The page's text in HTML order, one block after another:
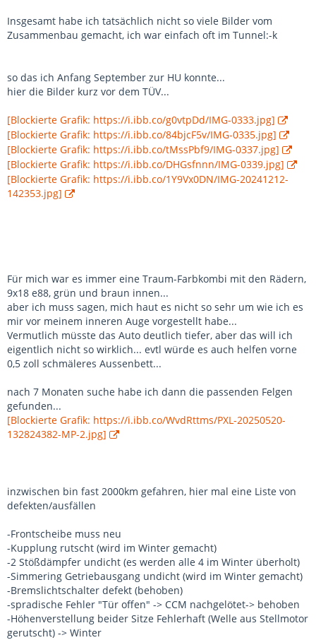
Insgesamt habe ich tatsächlich nicht so viele Bilder vom
Zusammenbau gemacht, ich war einfach oft im Tunnel:-k
so das ich Anfang September zur HU konnte...
hier die Bilder kurz vor dem TÜV...
[Blockierte Grafik: https://i.ibb.co/g0vtpDd/IMG-0333.jpg]
[Blockierte Grafik: https://i.ibb.co/84bjcF5v/IMG-0335.jpg]
[Blockierte Grafik: https://i.ibb.co/tMssPbf9/IMG-0337.jpg]
[Blockierte Grafik: https://i.ibb.co/DHGsfnnn/IMG-0339.jpg]
[Blockierte Grafik: https://i.ibb.co/1Y9Vx0DN/IMG-20241212-
142353.jpg]
Für mich war es immer eine Traum-Farbkombi mit den Rädern,
9x18 e88, grün und braun innen...
aber ich muss sagen, mich haut es nicht so sehr um wie ich es
mir vor meinem inneren Auge vorgestellt habe...
Vermutlich müsste das Auto deutlich tiefer, aber das will ich
eigentlich nicht so wirklich... evtl würde es auch helfen vorne
0,5 zoll schmäleres Aussenbett...
nach 7 Monaten suche habe ich dann die passenden Felgen
gefunden...
[Blockierte Grafik: https://i.ibb.co/WvdRttms/PXL-20250520-
132824382-MP-2.jpg]
inzwischen bin fast 2000km gefahren, hier mal eine Liste von
defekten/ausfällen
-Frontscheibe muss neu
-Kupplung rutscht (wird im Winter gemacht)
-2 Stößdämpfer undicht (es werden alle 4 im Winter überholt)
-Simmering Getriebausgang undicht (wird im Winter gemacht)
-Bremslichtschalter defekt (behoben)
-spradische Fehler "Tür offen" -> CCM nachgelötet-> behoben
-Höhenverstellung beider Sitze Fehlerhaft (Welle aus Stellmotor
gerutscht) -> Winter